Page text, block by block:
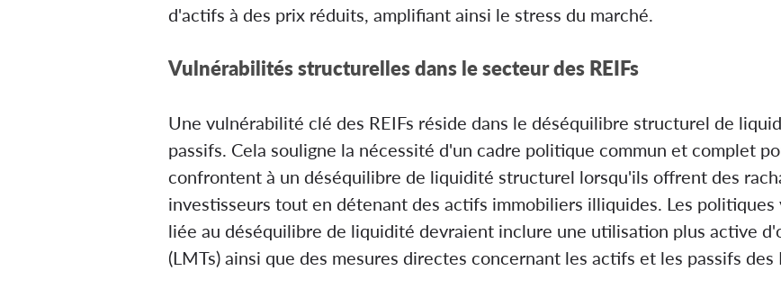
d'actifs à des prix réduits, amplifiant ainsi le stress du marché.
Vulnérabilités structurelles dans le secteur des REIFs
Une vulnérabilité clé des REIFs réside dans le déséquilibre structurel de
passifs. Cela souligne la nécessité d'un cadre politique commun et complet
confrontent à un déséquilibre de liquidité structurel lorsqu'ils offrent des
investisseurs tout en détenant des actifs immobiliers illiquides. Les
liée au déséquilibre de liquidité devraient inclure une utilisation plus active
(LMTs) ainsi que des mesures directes concernant les actifs et les passifs des